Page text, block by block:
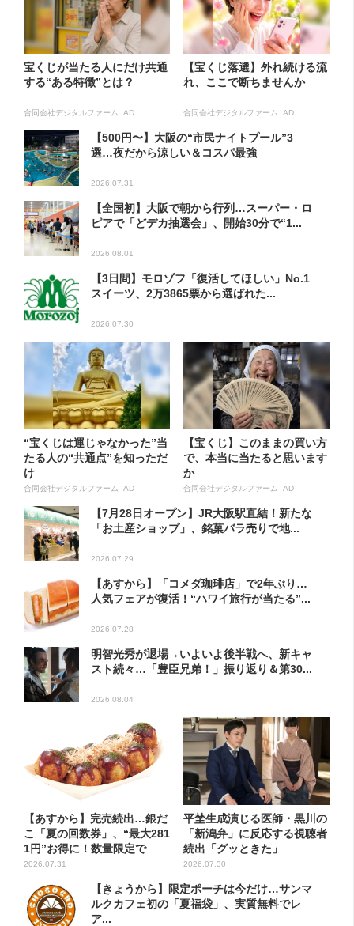
宝くじが当たる人にだけ共通
する“ある特徴”とは？
合同会社デジタルファーム AD
【宝くじ落選】外れ続ける流
れ、ここで断ちませんか
合同会社デジタルファーム AD
【500円〜】大阪の“市民ナイトプール”3
選…夜だから涼しい＆コスパ最強
2026.07.31
【全国初】大阪で朝から行列…スーパー・ロ
ピアで「どデカ抽選会」、開始30分で“1...
2026.08.01
【3日間】モロゾフ「復活してほしい」No.1
スイーツ、2万3865票から選ばれた...
2026.07.30
“宝くじは運じゃなかった”当
たる人の“共通点”を知っただ
け
合同会社デジタルファーム AD
【宝くじ】このままの買い方
で、本当に当たると思います
か
合同会社デジタルファーム AD
【7月28日オープン】JR大阪駅直結！新たな
「お土産ショップ」、銘菓バラ売りで地...
2026.07.29
【あすから】「コメダ珈琲店」で2年ぶり…
人気フェアが復活！“ハワイ旅行が当たる”...
2026.07.28
明智光秀が退場→いよいよ後半戦へ、新キャ
スト続々…「豊臣兄弟！」振り返り＆第30...
2026.08.04
【あすから】完売続出…銀だ
こ「夏の回数券」、“最大281
1円”お得に！数量限定で
2026.07.31
平埜生成演じる医師・黒川の
「新潟弁」に反応する視聴者
続出「グッときた」
2026.07.30
【きょうから】限定ポーチは今だけ…サンマ
ルクカフェ初の「夏福袋」、実質無料でレ
ア...